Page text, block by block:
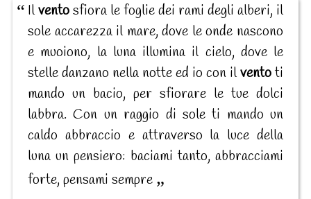
Ilventosfiora le foglie dei rami degli alberi, il
sole accarezza il mare, dove le onde nascono
e muoiono, la luna illumina il cielo, dove le
stelle danzano nella notte ed io con ilventoti
mando un bacio, per sfiorare le tue dolci
labbra. Con un raggio di sole ti mando un
caldo abbraccio e attraverso la luce della
luna un pensiero: baciami tanto, abbracciami
forte, pensami sempre